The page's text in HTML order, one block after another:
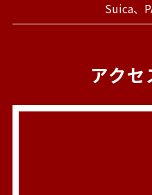
Suica、
アク